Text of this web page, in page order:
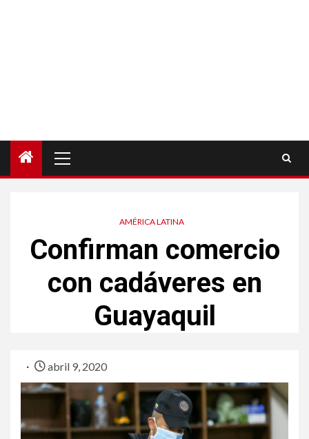
principal
AMÉRICA LATINA
Confirman comercio
con cadáveres en
Guayaquil
abril 9, 2020